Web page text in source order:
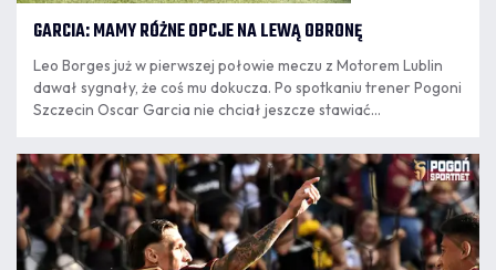
GARCIA: MAMY RÓŻNE OPCJE NA LEWĄ OBRONĘ
Leo Borges już w pierwszej połowie meczu z Motorem Lublin
dawał sygnały, że coś mu dokucza. Po spotkaniu trener Pogoni
Szczecin Oscar Garcia nie chciał jeszcze stawiać
jeśli przerwa w jego występach potrwa dłużej.
09.08
8:21